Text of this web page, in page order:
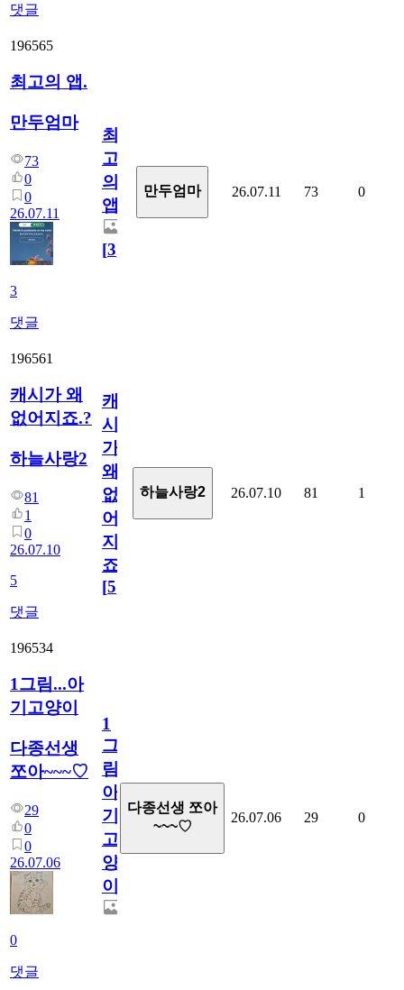
댓글
196565
최고의 앱.
만두엄마
73
0
0
26.07.11
3
댓글
최
고
의
앱.
[3]
만두엄마 26.07.11 73 0
196561
캐시가 왜
없어지죠.?
하늘사랑2
81
1
0
26.07.10
5
댓글
캐
시
가
왜
없
어
지
죠.?
[5]
하늘사랑2 26.07.10 81 1
196534
1그림...아
기고양이
다종선생
쪼아~~~♡
29
0
0
26.07.06
0
댓글
1
그
림...
아
기
고
양
이
다종선생 쪼아
~~~♡
26.07.06 29 0